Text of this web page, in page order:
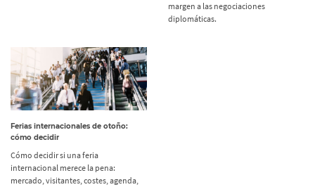
margen a las negociaciones
diplomáticas.
Ferias internacionales de otoño:
cómo decidir
Cómo decidir si una feria
internacional merece la pena:
mercado, visitantes, costes, agenda,